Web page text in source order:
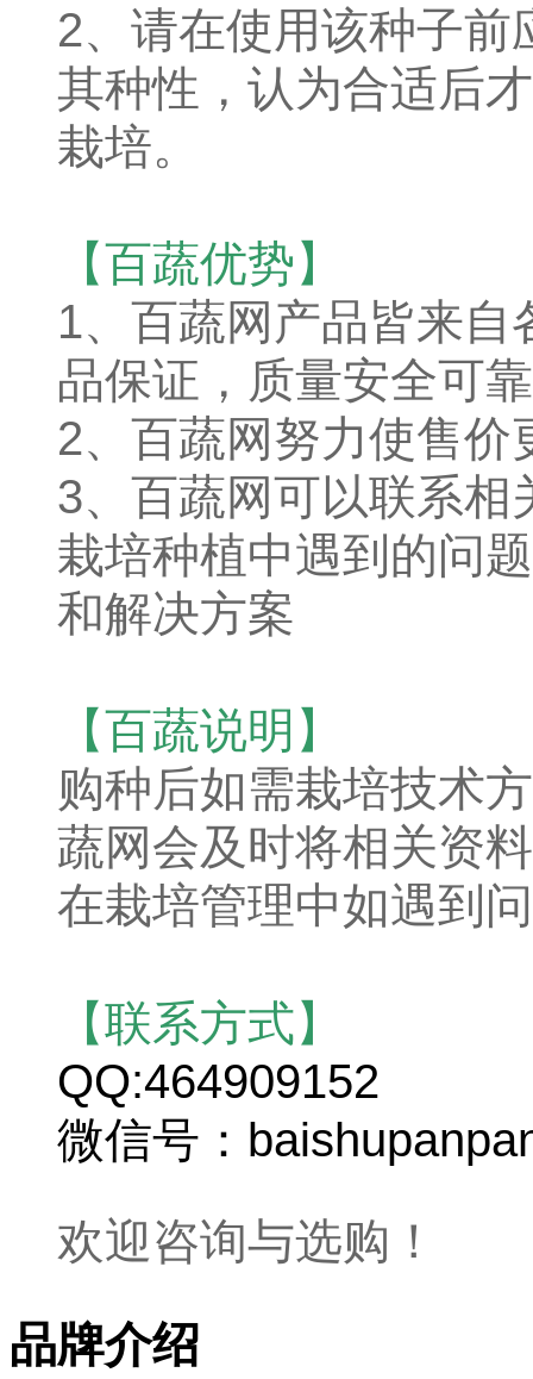
2、请在使用该种子
其种性，认为合适后
栽培。
【百蔬优势】
1、 百蔬网产品皆来自
品保证，质量安全可靠
2、百蔬网努力使售
3、百蔬网可以联系
栽培种植中遇到的问
和解决方案
【百蔬说明】
购种后如需栽培技术
蔬网会及时将相关资
在栽培管理中如遇到
【联系方式】
QQ:464909152
微信号：
欢迎咨询与选购！
品牌介绍